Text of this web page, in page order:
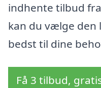
indhente tilbud
kan du vælge den
bedst til dine
Få 3 tilbud,